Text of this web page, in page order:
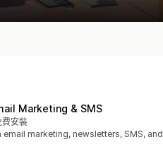
Marketing & SMS
費安裝
marketing, newsletters, SMS, and